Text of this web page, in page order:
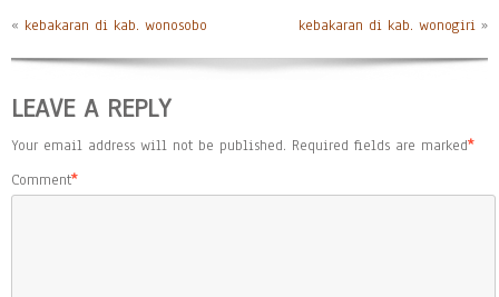
« kebakaran di kab. wonosobo kebakaran di kab. wonogiri »
LEAVE A REPLY
Your email address will not be published. Required fields are marked*
Comment*